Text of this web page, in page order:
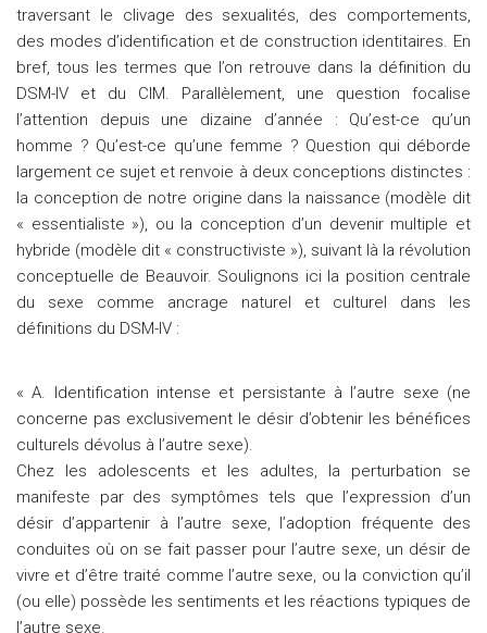
traversant le clivage des sexualités, des comportements,
des modes d’identification et de construction identitaires. En
bref, tous les termes que l’on retrouve dans la définition du
DSM-IV et du CIM. Parallèlement, une question focalise
l’attention depuis une dizaine d’année : Qu’est-ce qu’un
homme ? Qu’est-ce qu’une femme ? Question qui déborde
largement ce sujet et renvoie à deux conceptions distinctes :
la conception de notre origine dans la naissance (modèle dit
« essentialiste »), ou la conception d’un devenir multiple et
hybride (modèle dit « constructiviste »), suivant là la révolution
conceptuelle de Beauvoir. Soulignons ici la position centrale
du sexe comme ancrage naturel et culturel dans les
définitions du DSM-IV :
« A. Identification intense et persistante à l’autre sexe (ne
concerne pas exclusivement le désir d’obtenir les bénéfices
culturels dévolus à l’autre sexe).
Chez les adolescents et les adultes, la perturbation se
manifeste par des symptômes tels que l’expression d’un
désir d’appartenir à l’autre sexe, l’adoption fréquente des
conduites où on se fait passer pour l’autre sexe, un désir de
vivre et d’être traité comme l’autre sexe, ou la conviction qu’il
(ou elle) possède les sentiments et les réactions typiques de
l’autre sexe.